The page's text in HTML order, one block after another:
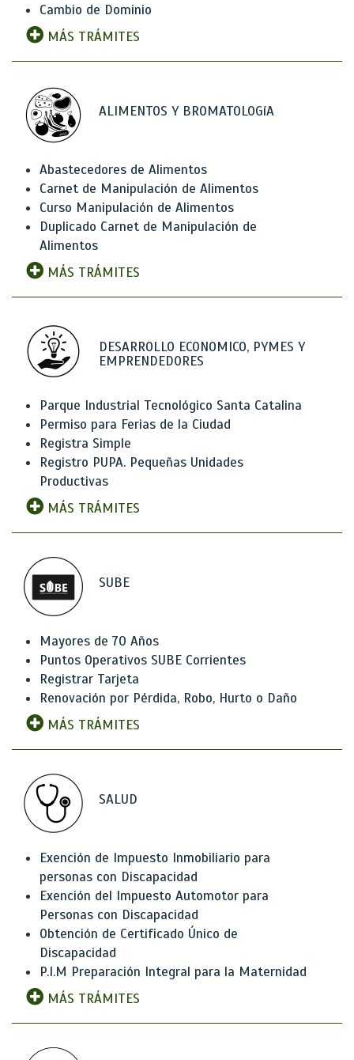
Cambio de Dominio
MÁS TRÁMITES
ALIMENTOS Y BROMATOLOGíA
Abastecedores de Alimentos
Carnet de Manipulación de Alimentos
Curso Manipulación de Alimentos
Duplicado Carnet de Manipulación de
Alimentos
MÁS TRÁMITES
DESARROLLO ECONOMICO, PYMES Y
EMPRENDEDORES
Parque Industrial Tecnológico Santa Catalina
Permiso para Ferias de la Ciudad
Registra Simple
Registro PUPA. Pequeñas Unidades
Productivas
MÁS TRÁMITES
SUBE
Mayores de 70 Años
Puntos Operativos SUBE Corrientes
Registrar Tarjeta
Renovación por Pérdida, Robo, Hurto o Daño
MÁS TRÁMITES
SALUD
Exención de Impuesto Inmobiliario para
personas con Discapacidad
Exención del Impuesto Automotor para
Personas con Discapacidad
Obtención de Certificado Único de
Discapacidad
P.I.M Preparación Integral para la Maternidad
MÁS TRÁMITES